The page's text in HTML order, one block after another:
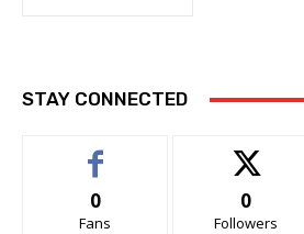
STAY CONNECTED
0
Fans
0
Followers